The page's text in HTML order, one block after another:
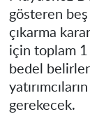
gösteren
çıkarma
için toplam
bedel
gerekecek.
Soma
Resmi
Son
Haber